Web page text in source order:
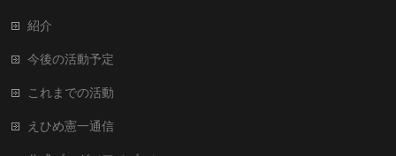
紹介
今後の活動予定
これまでの活動
えひめ憲一通信